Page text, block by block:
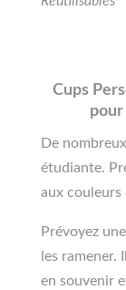
Cups
pour
De
étudiante.
aux couleurs
Prévoyez
les
en souvenir